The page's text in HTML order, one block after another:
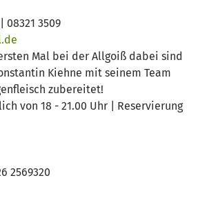
08321 3509
Mal bei der Allgoiß dabei sind
Kiehne mit seinem Team
zubereitet!
von 18 - 21.00 Uhr | Reservierung
2569320